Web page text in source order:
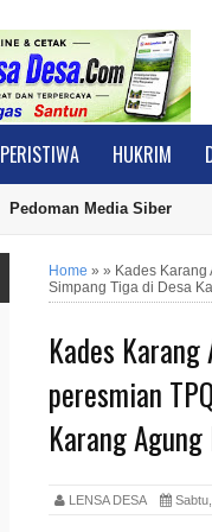
PERISTIWA HUKRIM
Pedoman Media Siber
Home » » Kades
Simpang Tiga di Desa
Kades
peresmian
Karang
LENSA DESA